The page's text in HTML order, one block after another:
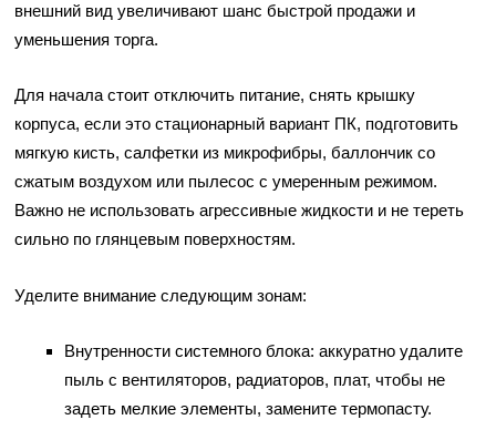
внешний вид увеличивают шанс быстрой продажи и
уменьшения торга.
Для начала стоит отключить питание, снять крышку
корпуса, если это стационарный вариант ПК, подготовить
мягкую кисть, салфетки из микрофибры, баллончик со
сжатым воздухом или пылесос с умеренным режимом.
Важно не использовать агрессивные жидкости и не тереть
сильно по глянцевым поверхностям.
Уделите внимание следующим зонам:
Внутренности системного блока: аккуратно удалите
пыль с вентиляторов, радиаторов, плат, чтобы не
задеть мелкие элементы, замените термопасту.